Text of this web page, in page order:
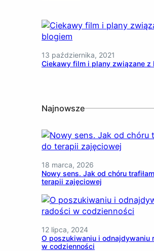
13 października, 2021
Ciekawy film i plany związane z
Najnowsze
18 marca, 2026
Nowy sens. Jak od chóru
terapii zajęciowej
12 lipca, 2024
O poszukiwaniu i odnajdywaniu
w codzienności